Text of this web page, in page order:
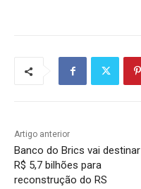
Artigo anterior
Banco do Brics vai destinar
R$ 5,7 bilhões para
reconstrução do RS